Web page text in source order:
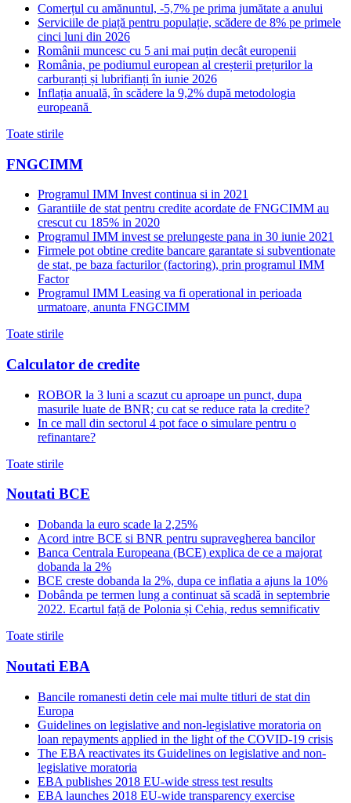
Comerțul cu amănuntul, -5,7% pe prima jumătate a anului
Serviciile de piață pentru populație, scădere de 8% pe primele
cinci luni din 2026
Românii muncesc cu 5 ani mai puțin decât europenii
România, pe podiumul european al creșterii prețurilor la
carburanți și lubrifianți în iunie 2026
Inflația anuală, în scădere la 9,2% după metodologia
europeană
Toate stirile
FNGCIMM
Programul IMM Invest continua si in 2021
Garantiile de stat pentru credite acordate de FNGCIMM au
crescut cu 185% in 2020
Programul IMM invest se prelungeste pana in 30 iunie 2021
Firmele pot obtine credite bancare garantate si subventionate
de stat, pe baza facturilor (factoring), prin programul IMM
Factor
Programul IMM Leasing va fi operational in perioada
urmatoare, anunta FNGCIMM
Toate stirile
Calculator de credite
ROBOR la 3 luni a scazut cu aproape un punct, dupa
masurile luate de BNR; cu cat se reduce rata la credite?
In ce mall din sectorul 4 pot face o simulare pentru o
refinantare?
Toate stirile
Noutati BCE
Dobanda la euro scade la 2,25%
Acord intre BCE si BNR pentru supravegherea bancilor
Banca Centrala Europeana (BCE) explica de ce a majorat
dobanda la 2%
BCE creste dobanda la 2%, dupa ce inflatia a ajuns la 10%
Dobânda pe termen lung a continuat să scadă in septembrie
2022. Ecartul față de Polonia și Cehia, redus semnificativ
Toate stirile
Noutati EBA
Bancile romanesti detin cele mai multe titluri de stat din
Europa
Guidelines on legislative and non-legislative moratoria on
loan repayments applied in the light of the COVID-19 crisis
The EBA reactivates its Guidelines on legislative and non-
legislative moratoria
EBA publishes 2018 EU-wide stress test results
EBA launches 2018 EU-wide transparency exercise